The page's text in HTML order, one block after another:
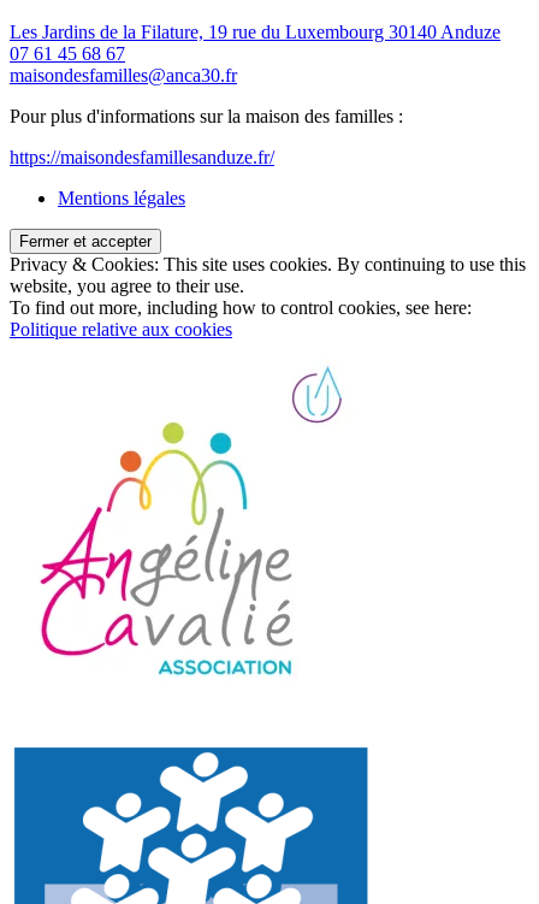
Les Jardins de la Filature, 19 rue du Luxembourg 30140 Anduze
07 61 45 68 67
maisondesfamilles@anca30.fr
Pour plus d'informations sur la maison des familles :
https://maisondesfamillesanduze.fr/
Mentions légales
Privacy & Cookies: This site uses cookies. By continuing to use this
website, you agree to their use.
To find out more, including how to control cookies, see here:
Politique relative aux cookies